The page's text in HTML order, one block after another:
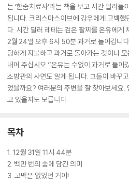
는 ‘한숨치료사’라는 책을 보고 시간 딜러들
됩니다. 크리스마스이브에 강우에게 고백했
다. 시간 딜러 레테는 검은 팔찌를 온유에게
2월 24일 오후 6시 50분 과거로 돌아갑니
당하게 지불하고 과거로 돌아가는 것이니
내어 주십시오.”온유는 수없이 과거로 돌아
소방관의 사연도 알게 됩니다. 그들이 바꾸
었을까요? 여러분의 주변을 잘 찾아보세요.
고 있을지도 모릅니다.
목차
1. 12월 31일 11시 44분
2. 백만 번의 숨에 담긴 의미
3. 고백은 없었던 거야!